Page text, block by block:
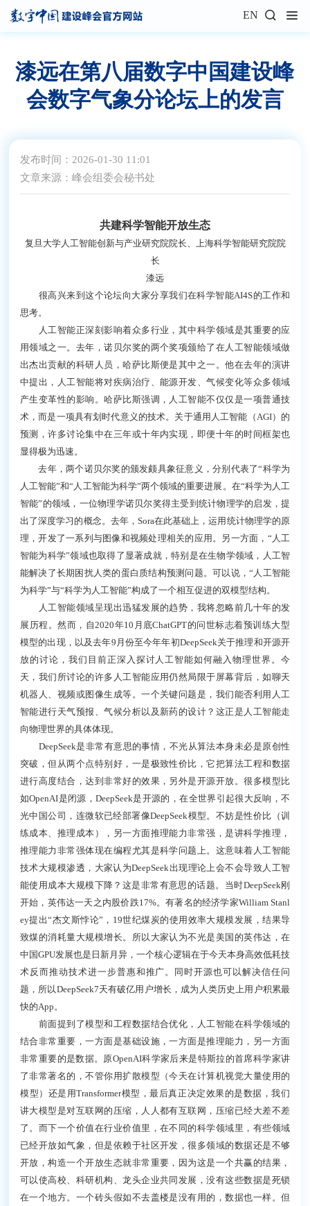
EN
漆远在第八届数字中国建设峰
会数字气象分论坛上的发言
发布时间：2026-01-30 11:01
文章来源：峰会组委会秘书处
共建科学智能开放生态
复旦大学人工智能创新与产业研究院院长、上海科学智能研究院院
长
漆远
很高兴来到这个论坛向大家分享我们在科学智能AI4S的工作和
思考。
人工智能正深刻影响着众多行业，其中科学领域是其重要的应
用领域之一。去年，诺贝尔奖的两个奖项颁给了在人工智能领域做
出杰出贡献的科研人员，哈萨比斯便是其中之一。他在去年的演讲
中提出，人工智能将对疾病治疗、能源开发、气候变化等众多领域
产生变革性的影响。哈萨比斯强调，人工智能不仅仅是一项普通技
术，而是一项具有划时代意义的技术。关于通用人工智能（AGI）的
预测，许多讨论集中在三年或十年内实现，即便十年的时间框架也
显得极为迅速。
去年，两个诺贝尔奖的颁发颇具象征意义，分别代表了“科学为
人工智能”和“人工智能为科学”两个领域的重要进展。在“科学为人工
智能”的领域，一位物理学诺贝尔奖得主受到统计物理学的启发，提
出了深度学习的概念。去年，Sora在此基础上，运用统计物理学的原
理，开发了一系列与图像和视频处理相关的应用。另一方面，“人工
智能为科学”领域也取得了显著成就，特别是在生物学领域，人工智
能解决了长期困扰人类的蛋白质结构预测问题。可以说，“人工智能
为科学”与“科学为人工智能”构成了一个相互促进的双模型结构。
人工智能领域呈现出迅猛发展的趋势，我将忽略前几十年的发
展历程。然而，自2020年10月底ChatGPT的问世标志着预训练大型
模型的出现，以及去年9月份至今年年初DeepSeek关于推理和开源开
放的讨论，我们目前正深入探讨人工智能如何融入物理世界。今
天，我们所讨论的许多人工智能应用仍然局限于屏幕背后，如聊天
机器人、视频或图像生成等。一个关键问题是，我们能否利用人工
智能进行天气预报、气候分析以及新药的设计？这正是人工智能走
向物理世界的具体体现。
DeepSeek是非常有意思的事情，不光从算法本身未必是原创性
突破，但从两个点特别好，一是极致性价比，它把算法工程和数据
进行高度结合，达到非常好的效果，另外是开源开放。很多模型比
如OpenAI是闭源，DeepSeek是开源的，在全世界引起很大反响，不
光中国公司，连微软已经部署像DeepSeek模型。不妨是性价比（训
练成本、推理成本），另一方面推理能力非常强，是讲科学推理，
推理能力非常强体现在编程尤其是科学问题上。这意味着人工智能
技术大规模渗透，大家认为DeepSeek出现理论上会不会导致人工智
能使用成本大规模下降？这是非常有意思的话题。当时DeepSeek刚
开始，英伟达一天之内股价跌17%。有著名的经济学家William Stanl
ey提出“杰文斯悖论”，19世纪煤炭的使用效率大规模发展，结果导
致煤的消耗量大规模增长。所以大家认为不光是美国的英伟达，在
中国GPU发展也是日新月异，一个核心逻辑在于今天本身高效低耗技
术反而推动技术进一步普惠和推广。同时开源也可以解决信任问
题，所以DeepSeek7天有破亿用户增长，成为人类历史上用户积累最
快的App。
前面提到了模型和工程数据结合优化，人工智能在科学领域的
结合非常重要，一方面是基础设施，一方面是推理能力，另一方面
非常重要的是数据。原OpenAI科学家后来是特斯拉的首席科学家讲
了非常著名的，不管你用扩散模型（今天在计算机视觉大量使用的
模型）还是用Transformer模型，最后真正决定效果的是数据，我们
讲大模型是对互联网的压缩，人人都有互联网，压缩已经大差不差
了。而下一个价值在行业价值里，在不同的科学领域里，有些领域
已经开放如气象，但是依赖于社区开发，很多领域的数据还是不够
开放，构造一个开放生态就非常重要，因为这是一个共赢的结果，
可以使高校、科研机构、龙头企业共同发展，没有这些数据是死锁
在一个地方。一个砖头假如不去盖楼是没有用的，数据也一样。但